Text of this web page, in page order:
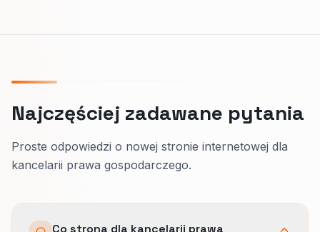
Najczęściej zadawane pytania
Proste odpowiedzi o nowej stronie internetowej dla
kancelarii prawa gospodarczego.
Co strona dla kancelarii prawa